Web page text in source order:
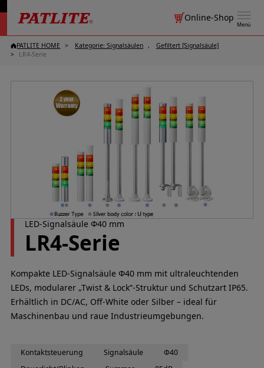
Menü
Online-Shop
PATLITE HOME Kategorie: Signalsäulen
Gefiltert [Signalsäule]
LR4-Serie
LED-Signalsäule Φ40 mm
LR4-Serie
Kompakte LED-Signalsäule Φ40 mm mit ultraleuchtenden
LEDs, modularer „Twist & Lock“-Struktur und Schutzart IP65.
Erhältlich in DC/AC, Off-White oder Silber – ideal für
Maschinenbau und raue Industrieumgebungen.
Kontaktsteuerung Signalsäule
Φ40